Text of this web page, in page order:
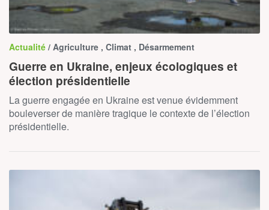
Actualité / Agriculture , Climat , Désarmement
Guerre en Ukraine, enjeux écologiques et
élection présidentielle
La guerre engagée en Ukraine est venue évidemment
bouleverser de manière tragique le contexte de l’élection
présidentielle.